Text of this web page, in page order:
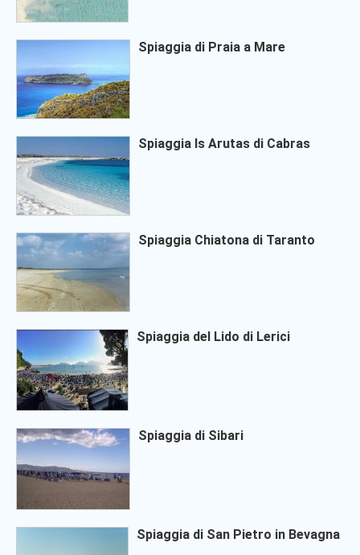
Spiaggia di Praia a Mare
Spiaggia Is Arutas di Cabras
Spiaggia Chiatona di Taranto
Spiaggia del Lido di Lerici
Spiaggia di Sibari
Spiaggia di San Pietro in Bevagna